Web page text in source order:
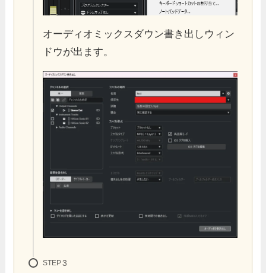
オーディオミックスダウン書き出しウィン
ドウが出ます。
STEP